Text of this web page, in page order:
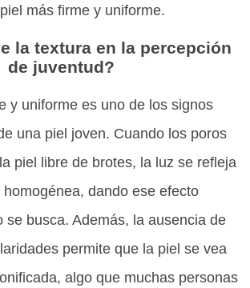
más firme y uniforme.
la textura en la percepción
de juventud?
y uniforme es uno de los signos
una piel joven. Cuando los poros
piel libre de brotes, la luz se refleja
dando ese efecto
se busca. Además, la ausencia de
permite que la piel se vea
algo que muchas personas